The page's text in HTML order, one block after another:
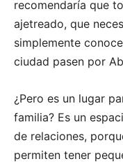
recomendaría que
ajetreado, que
simplemente
ciudad pasen por
¿Pero es un lugar
familia? Es un
de relaciones,
permiten tener